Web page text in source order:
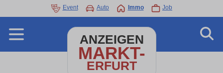
Event Auto Immo Job
ANZEIGEN
MARKT-
ERFURT